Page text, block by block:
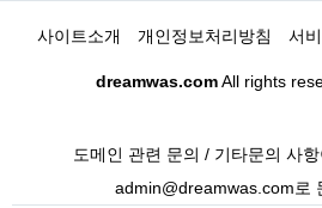
사이트소개 개인정보처리방침 서
dreamwas.comAll rights
도메인 관련 문의 / 기타문의 사
admin@dreamwas.com로